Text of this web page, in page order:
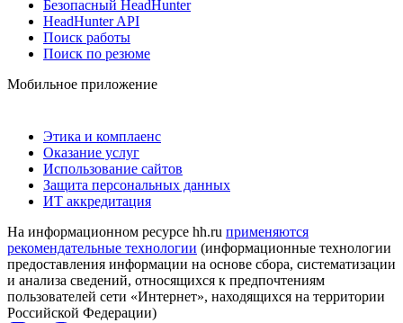
Безопасный HeadHunter
HeadHunter API
Поиск работы
Поиск по резюме
Мобильное приложение
Этика и комплаенс
Оказание услуг
Использование сайтов
Защита персональных данных
ИТ аккредитация
На информационном ресурсе hh.ru применяются
рекомендательные технологии (информационные технологии
предоставления информации на основе сбора, систематизации
и анализа сведений, относящихся к предпочтениям
пользователей сети «Интернет», находящихся на территории
Российской Федерации)